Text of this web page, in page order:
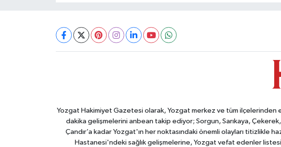
Yozgat Hakimiyet Gazetesi olarak, Yozgat merkez ve tüm ilçelerinden
dakika gelişmelerini anbean takip ediyor; Sorgun, Sarıkaya, Çekerek,
Çandır’a kadar Yozgat'ın her noktasındaki önemli olayları
Hastanesi'ndeki sağlık gelişmelerine, Yozgat vefat edenler